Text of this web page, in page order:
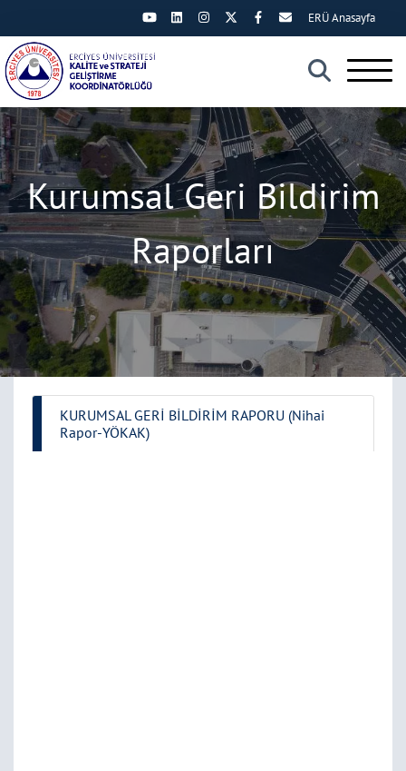
×
ERÜ Anasayfa
Kurumsal Geri Bildirim
Raporları
KURUMSAL GERİ BİLDİRİM RAPORU (Nihai
Rapor-YÖKAK)